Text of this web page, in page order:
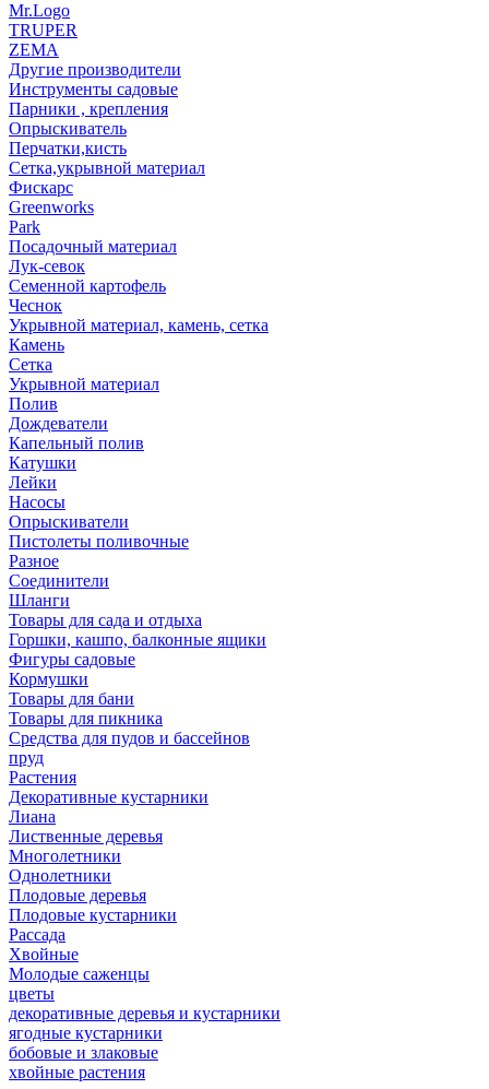
Mr.Logo
TRUPER
ZEMA
Другие производители
Инструменты садовые
Парники , крепления
Опрыскиватель
Перчатки,кисть
Сетка,укрывной материал
Фискарс
Greenworks
Park
Посадочный материал
Лук-севок
Семенной картофель
Чеснок
Укрывной материал, камень, сетка
Камень
Сетка
Укрывной материал
Полив
Дождеватели
Капельный полив
Катушки
Лейки
Насосы
Опрыскиватели
Пистолеты поливочные
Разное
Соединители
Шланги
Товары для сада и отдыха
Горшки, кашпо, балконные ящики
Фигуры садовые
Кормушки
Товары для бани
Товары для пикника
Средства для пудов и бассейнов
пруд
Растения
Декоративные кустарники
Лиана
Лиственные деревья
Многолетники
Однолетники
Плодовые деревья
Плодовые кустарники
Рассада
Хвойные
Молодые саженцы
цветы
декоративные деревья и кустарники
ягодные кустарники
бобовые и злаковые
хвойные растения